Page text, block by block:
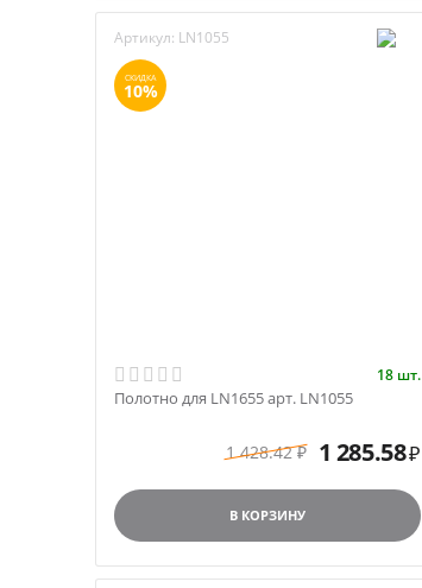
Артикул: LN1055
СКИДКА
10%
18 шт.
Полотно для LN1655 арт. LN1055
1 428.42 ₽ 1 285.58₽
В КОРЗИНУ